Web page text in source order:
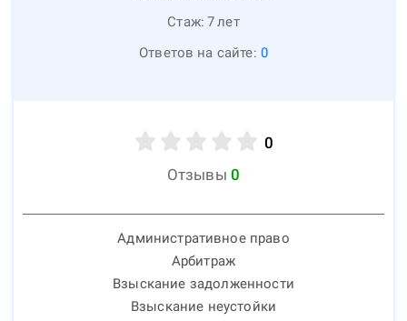
Стаж: 7лет
Ответов на сайте: 0
0
Отзывы 0
Административное право
Арбитраж
Взыскание задолженности
Взыскание неустойки